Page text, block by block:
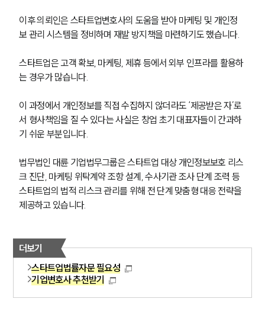
AI대륜
주요 업무사례
법률정보
법률지식인
NEWS
언론보도
대륜법률상담예약
이후 의뢰인은 스타트업변호사의 도움을 받아 마케팅 및 개인정
보 관리 시스템을 정비하며 재발 방지책을 마련하기도 했습니다.
스타트업은 고객 확보, 마케팅, 제휴 등에서 외부 인프라를 활용하
는 경우가 많습니다.
이 과정에서 개인정보를 직접 수집하지 않더라도 ‘제공받은 자’로
서 형사책임을 질 수 있다는 사실은 창업 초기 대표자들이 간과하
기 쉬운 부분입니다.
법무법인 대륜 기업법무그룹은 스타트업 대상 개인정보보호 리스
크 진단, 마케팅 위탁계약 조항 설계, 수사기관 조사 단계 조력 등
스타트업의 법적 리스크 관리를 위해 전 단계 맞춤형 대응 전략을
제공하고 있습니다.
더보기
스타트업법률자문 필요성
기업변호사 추천받기